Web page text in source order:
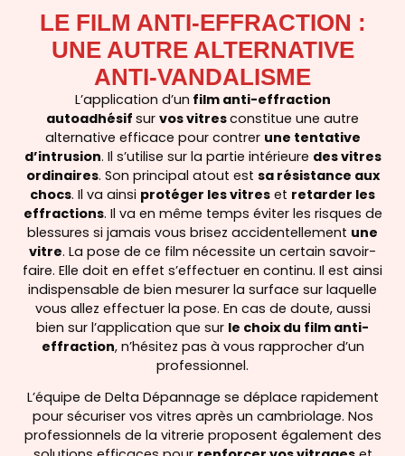
LE FILM ANTI-EFFRACTION :
UNE AUTRE ALTERNATIVE
ANTI-VANDALISME
L’application d’un film anti-effraction
autoadhésif sur vos vitresconstitue une autre
alternative efficace pour contrer une tentative
d’intrusion. Il s’utilise sur la partie intérieure des vitres
ordinaires. Son principal atout est sa résistance aux
chocs. Il va ainsi protéger les vitres et retarder les
effractions. Il va en même temps éviter les risques de
blessures si jamais vous brisez accidentellement une
vitre. La pose de ce film nécessite un certain savoir-
faire. Elle doit en effet s’effectuer en continu. Il est ainsi
indispensable de bien mesurer la surface sur laquelle
vous allez effectuer la pose. En cas de doute, aussi
bien sur l’application que sur le choix du film anti-
effraction, n’hésitez pas à vous rapprocher d’un
professionnel.
L’équipe de Delta Dépannage se déplace rapidement
pour sécuriser vos vitres après un cambriolage. Nos
professionnels de la vitrerie proposent également des